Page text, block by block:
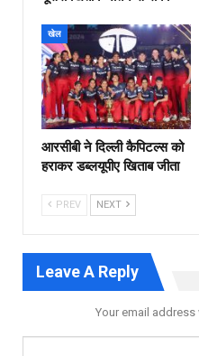
खेल
आरसीबी ने दिल्ली कैपिटल्स को
हराकर डब्लयूपीए खिताब जीता
PREV NEXT
Leave A Reply
Your email